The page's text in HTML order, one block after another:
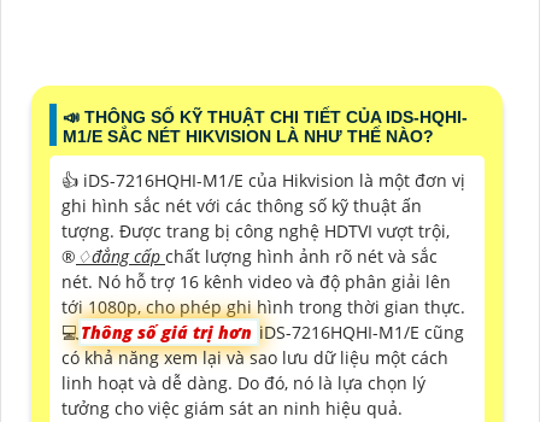
📣 THÔNG SỐ KỸ THUẬT CHI TIẾT CỦA IDS-HQHI-
M1/E SẮC NÉT HIKVISION LÀ NHƯ THẾ NÀO?
👍 iDS-7216HQHI-M1/E của Hikvision là một đơn vị
ghi hình sắc nét với các thông số kỹ thuật ấn
tượng. Được trang bị công nghệ HDTVI vượt trội,
®️ ♢đẳng cấp chất lượng hình ảnh rõ nét và sắc
nét. Nó hỗ trợ 16 kênh video và độ phân giải lên
tới 1080p, cho phép ghi hình trong thời gian thực.
💻Thông số giá trị hơn iDS-7216HQHI-M1/E cũng
có khả năng xem lại và sao lưu dữ liệu một cách
linh hoạt và dễ dàng. Do đó, nó là lựa chọn lý
tưởng cho việc giám sát an ninh hiệu quả.